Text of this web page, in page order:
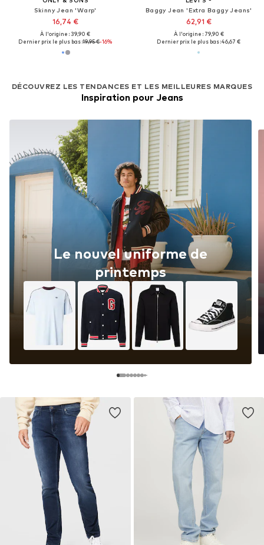
Skinny Jean 'Warp'
16,74 €
À l'origine : 39,90 €
Dernier prix le plus bas :19,95 €-16%
Baggy Jean 'Extra Baggy Jeans'
62,91 €
À l'origine : 79,90 €
Dernier prix le plus bas :46,67 €
DÉCOUVREZ LES TENDANCES ET LES MEILLEURES MARQUES
Inspiration pour Jeans
Le nouvel uniforme de
printemps